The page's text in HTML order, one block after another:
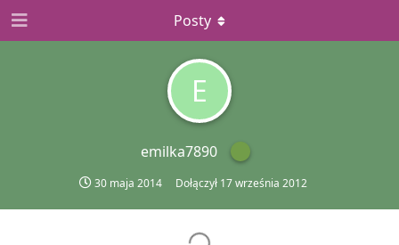
E
emilka7890
30 maja 2014 Dołączył 17 września 2012
Posty